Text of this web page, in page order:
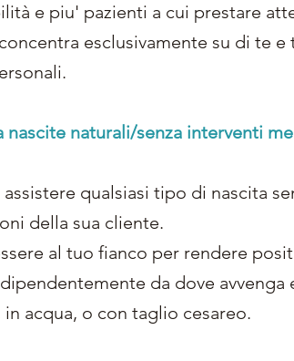
e piu' pazienti a cui prestare
esclusivamente su di te e
nascite naturali/senza interventi
qualsiasi tipo di nascita
della sua cliente.
al tuo fianco per rendere
da dove avvenga
acqua, o con taglio cesareo.